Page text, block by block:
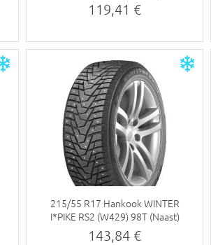
119,41 €
215/55 R17 Hankook WINTER
I*PIKE RS2 (W429) 98T (Naast)
143,84 €